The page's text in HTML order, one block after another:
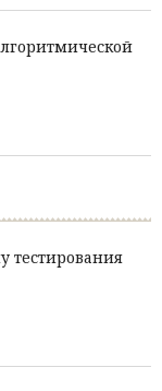
тестирования